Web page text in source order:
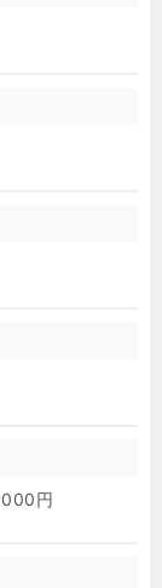
円